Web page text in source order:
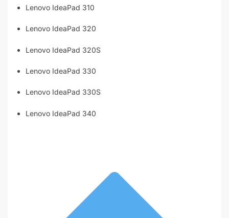
Lenovo IdeaPad 310
Lenovo IdeaPad 320
Lenovo IdeaPad 320S
Lenovo IdeaPad 330
Lenovo IdeaPad 330S
Lenovo IdeaPad 340